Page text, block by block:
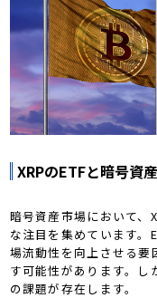
XRPのETFと暗号資
暗号資産市場において、
な注目を集めています。
場流動性を向上させる要
す可能性があります。
の課題が存在します。